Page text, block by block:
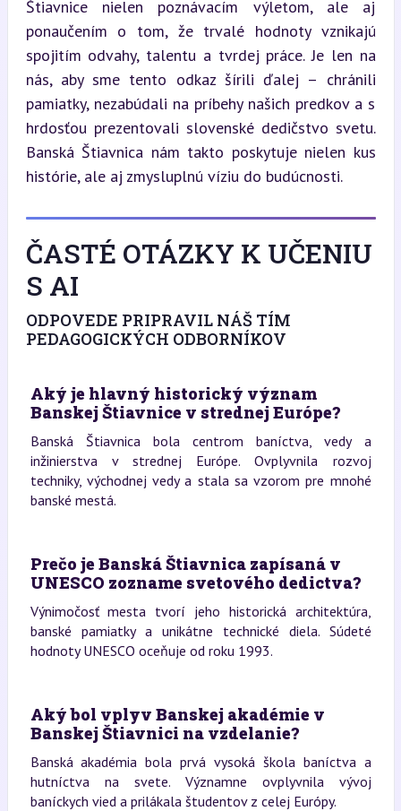
Štiavnice nielen poznávacím výletom, ale aj
ponaučením o tom, že trvalé hodnoty vznikajú
spojitím odvahy, talentu a tvrdej práce. Je len na
nás, aby sme tento odkaz šírili ďalej – chránili
pamiatky, nezabúdali na príbehy našich predkov a s
hrdosťou prezentovali slovenské dedičstvo svetu.
Banská Štiavnica nám takto poskytuje nielen kus
histórie, ale aj zmysluplnú víziu do budúcnosti.
ČASTÉ OTÁZKY K UČENIU
S AI
ODPOVEDE PRIPRAVIL NÁŠ TÍM
PEDAGOGICKÝCH ODBORNÍKOV
Aký je hlavný historický význam
Banskej Štiavnice v strednej Európe?
Banská Štiavnica bola centrom baníctva, vedy a
inžinierstva v strednej Európe. Ovplyvnila rozvoj
techniky, východnej vedy a stala sa vzorom pre mnohé
banské mestá.
Prečo je Banská Štiavnica zapísaná v
UNESCO zozname svetového dedictva?
Výnimočosť mesta tvorí jeho historická architektúra,
banské pamiatky a unikátne technické diela. Súdeté
hodnoty UNESCO oceňuje od roku 1993.
Aký bol vplyv Banskej akadémie v
Banskej Štiavnici na vzdelanie?
Banská akadémia bola prvá vysoká škola baníctva a
hutníctva na svete. Významne ovplyvnila vývoj
baníckych vied a prilákala študentov z celej Európy.